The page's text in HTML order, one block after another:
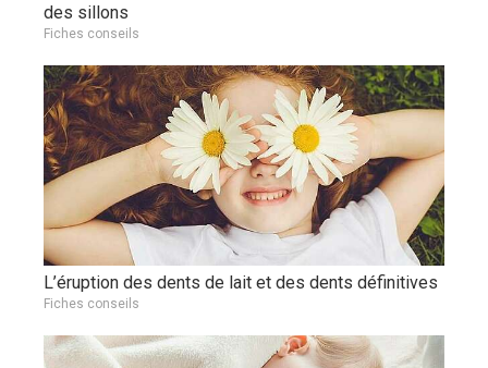
des sillons
Fiches conseils
L’éruption des dents de lait et des dents définitives
Fiches conseils